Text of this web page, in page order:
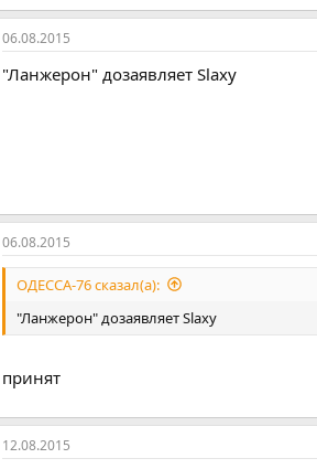
06.08.2015
"Ланжерон" дозаявляет Slaxy
06.08.2015
ОДЕССА-76 сказал(а):
"Ланжерон" дозаявляет Slaxy
принят
12.08.2015